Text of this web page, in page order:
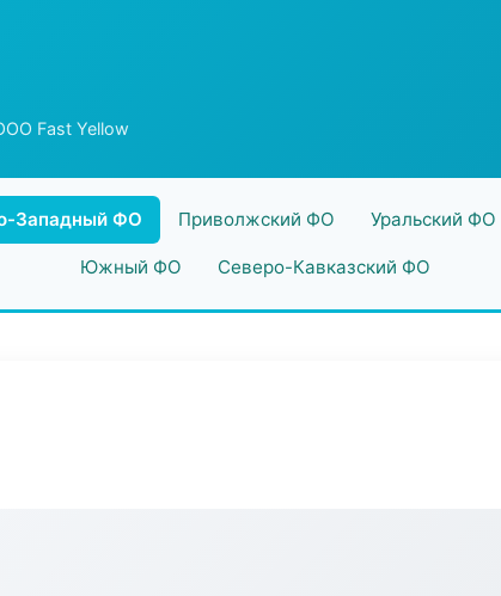
Fast Yellow
Западный ФО Приволжский ФО Уральский ФО
Южный ФО Северо-Кавказский ФО